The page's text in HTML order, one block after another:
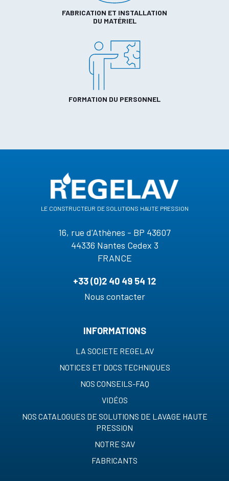
FABRICATION ET INSTALLATION
DU MATÉRIEL
FORMATION DU PERSONNEL
le constructeur de solutions haute pression
16, rue d'Athènes - BP 43607
44336 Nantes Cedex 3
FRANCE
+33 (0)2 40 49 54 12
Nous contacter
INFORMATIONS
LA SOCIETE REGELAV
NOTICES ET DOCS TECHNIQUES
NOS CONSEILS-FAQ
VIDÉOS
NOS CATALOGUES DE SOLUTIONS DE LAVAGE HAUTE
PRESSION
NOTRE SAV
FABRICANTS